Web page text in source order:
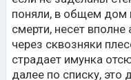
представляют, и
меня просто пугать
необитаемый
надуманного мной,
классно?😉 узнать
поняли, в общем дом
смерти, несет
через сквозняки
страдает имунка
далее по списку, это